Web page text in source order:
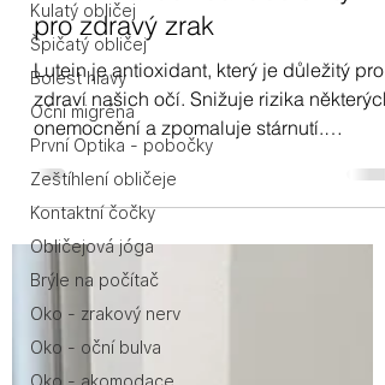
Kulatý obličej
Špičatý obličej
Bolest hlavy
Oční migréna
První Optika - pobočky
Zeštíhlení obličeje
Kontaktní čočky
Obličejová jóga
Brýle na počítač
Oko - zrakový nerv
Oko - oční bulva
Lutein - antioxidant důležitý
pro zdravý zrak
Lutein je antioxidant, který je důležitý pro
zdraví našich očí. Snižuje rizika některých
onemocnění a zpomaluje stárnutí.
Najdeme ho hlavně v zelenině.